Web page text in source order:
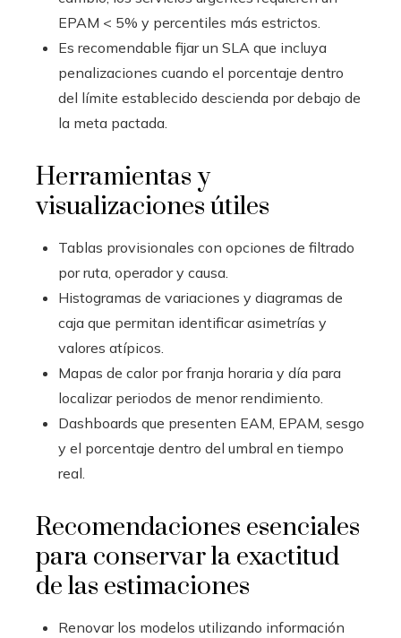
EPAM < 5% y percentiles más estrictos.
Es recomendable fijar un SLA que incluya
penalizaciones cuando el porcentaje dentro
del límite establecido descienda por debajo de
la meta pactada.
Herramientas y
visualizaciones útiles
Tablas provisionales con opciones de filtrado
por ruta, operador y causa.
Histogramas de variaciones y diagramas de
caja que permitan identificar asimetrías y
valores atípicos.
Mapas de calor por franja horaria y día para
localizar periodos de menor rendimiento.
Dashboards que presenten EAM, EPAM, sesgo
y el porcentaje dentro del umbral en tiempo
real.
Recomendaciones esenciales
para conservar la exactitud
de las estimaciones
Renovar los modelos utilizando información